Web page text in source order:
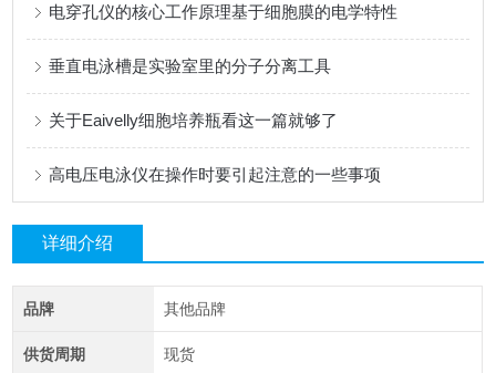
电穿孔仪的核心工作原理基于细胞膜的电学特性
垂直电泳槽是实验室里的分子分离工具
关于Eaivelly细胞培养瓶看这一篇就够了
高电压电泳仪在操作时要引起注意的一些事项
详细介绍
品牌 其他品牌
供货周期 现货